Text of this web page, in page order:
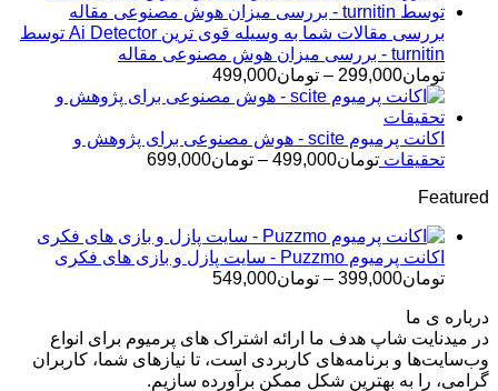
تومان199,000
تا
تومان499,000
بررسی مقالات شما به وسیله قوی ترین Ai Detector توسط
turnitin - بررسی میزان هوش مصنوعی مقاله
تومان299,000
– تومان499,000محدوده
قیمت:
تا
تومان499,000
اکانت پرمیوم scite - هوش مصنوعی برای پژوهش و
تحقیقات تومان499,000
– تومان699,000محدوده
تومان699,000
Featured
اکانت پرمیوم Puzzmo - سایت پازل و بازی های فکری
تومان399,000
– تومان549,000
تا
تومان549,000
درباره ی ما
در میدنایت شاپ هدف ما ارائه اشتراک های پرمیوم برای انواع
وب‌سایت‌ها و برنامه‌های کاربردی است، تا نیازهای شما، کاربران
گرامی، را به بهترین شکل ممکن برآورده سازیم.